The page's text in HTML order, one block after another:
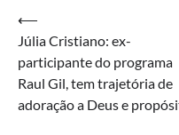
Navegação
de
Post
⟵
Júlia Cristiano: ex-
participante do programa
Raul Gil, tem trajetória de
adoração a Deus e